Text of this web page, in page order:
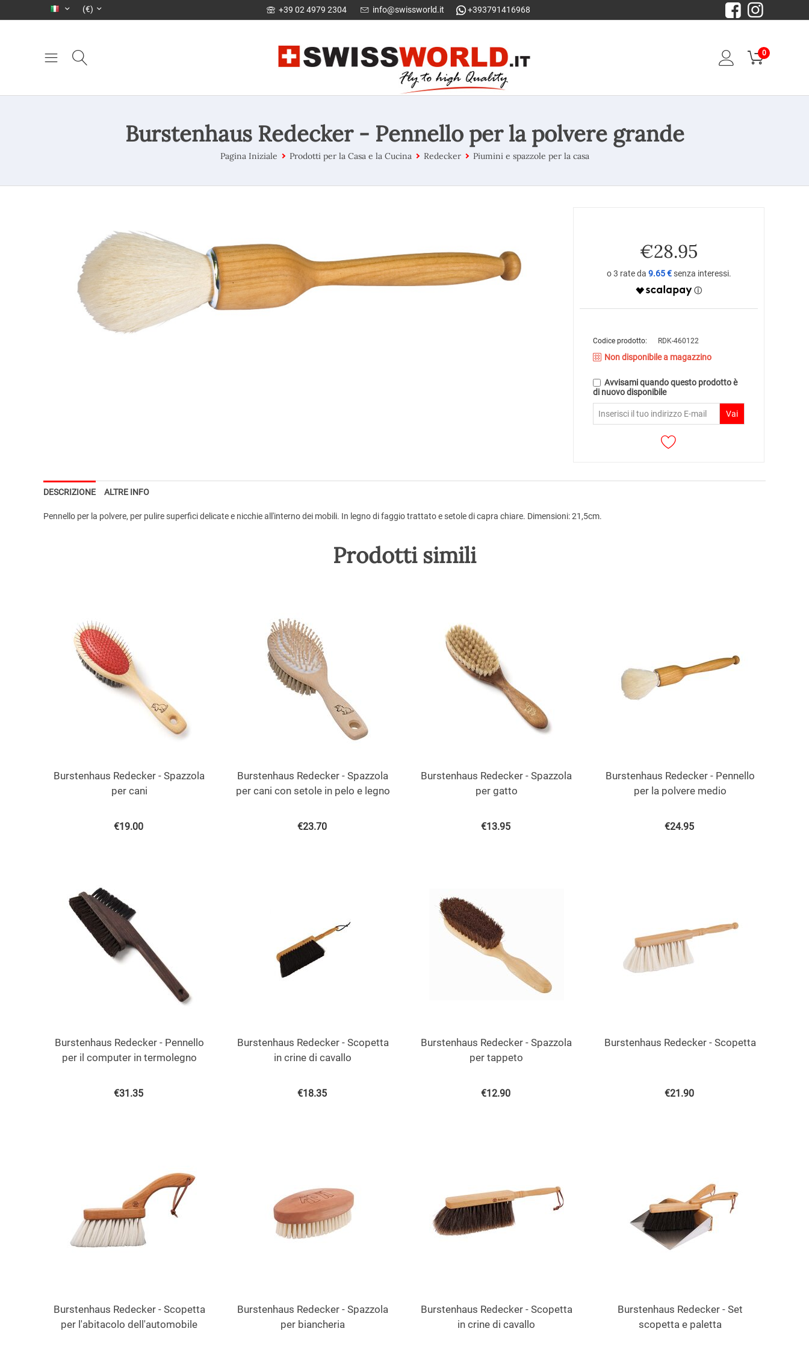
(€) +39 02 4979 2304 info@swissworld.it +393791416968
0
Burstenhaus Redecker - Pennello per la polvere grande
Pagina Iniziale Prodotti per la Casa e la Cucina Redecker Piumini e spazzole per la casa
€28.95
9.65 €
Codice prodotto: RDK-460122
Non disponibile a magazzino
Avvisami quando questo prodotto è
di nuovo disponibile
Vai
DESCRIZIONE ALTRE INFO
Pennello per la polvere, per pulire superfici delicate e nicchie all'interno dei mobili. In legno di faggio trattato e setole di capra chiare. Dimensioni: 21,5cm.
Prodotti simili
Burstenhaus Redecker - Spazzola
per cani
€19.00
Burstenhaus Redecker - Spazzola
per cani con setole in pelo e legno
€23.70
Burstenhaus Redecker - Spazzola
per gatto
€13.95
Burstenhaus Redecker - Pennello
per la polvere medio
€24.95
Burstenhaus Redecker - Pennello
per il computer in termolegno
€31.35
Burstenhaus Redecker - Scopetta
in crine di cavallo
€18.35
Burstenhaus Redecker - Spazzola
per tappeto
€12.90
Burstenhaus ​Redecker - Scopetta
€21.90
Burstenhaus ​Redecker - Scopetta
per l'abitacolo dell'automobile
Burstenhaus Redecker - Spazzola
per biancheria
Burstenhaus Redecker - Scopetta
in crine di cavallo
Burstenhaus Redecker - Set
scopetta e paletta